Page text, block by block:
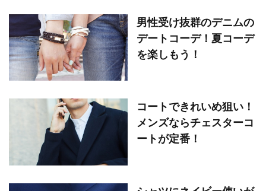
男性受け抜群のデニムの
デートコーデ！夏コーデ
を楽しもう！
コートできれいめ狙い！
メンズならチェスターコ
ートが定番！